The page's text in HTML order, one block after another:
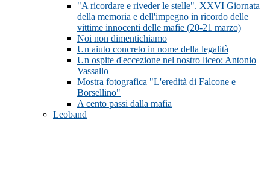
"A ricordare e riveder le stelle". XXVI Giornata
della memoria e dell'impegno in ricordo delle
vittime innocenti delle mafie (20-21 marzo)
Noi non dimentichiamo
Un aiuto concreto in nome della legalità
Un ospite d'eccezione nel nostro liceo: Antonio
Vassallo
Mostra fotografica "L'eredità di Falcone e
Borsellino"
A cento passi dalla mafia
Leoband